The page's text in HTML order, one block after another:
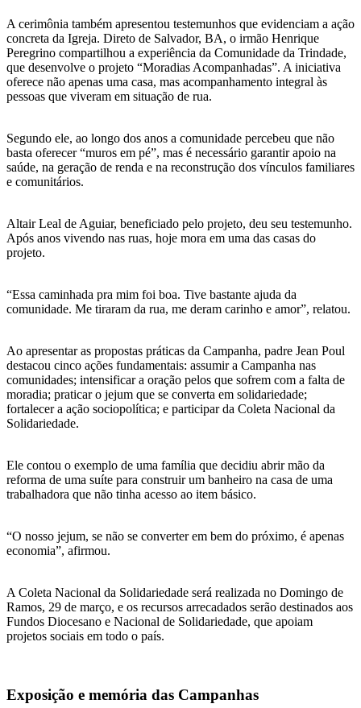
A cerimônia também apresentou testemunhos que evidenciam a ação
concreta da Igreja. Direto de Salvador, BA, o irmão Henrique
Peregrino compartilhou a experiência da Comunidade da Trindade,
que desenvolve o projeto “Moradias Acompanhadas”. A iniciativa
oferece não apenas uma casa, mas acompanhamento integral às
pessoas que viveram em situação de rua.
Segundo ele, ao longo dos anos a comunidade percebeu que não
basta oferecer “muros em pé”, mas é necessário garantir apoio na
saúde, na geração de renda e na reconstrução dos vínculos familiares
e comunitários.
Altair Leal de Aguiar, beneficiado pelo projeto, deu seu testemunho.
Após anos vivendo nas ruas, hoje mora em uma das casas do
projeto.
“Essa caminhada pra mim foi boa. Tive bastante ajuda da
comunidade. Me tiraram da rua, me deram carinho e amor”, relatou.
Ao apresentar as propostas práticas da Campanha, padre Jean Poul
destacou cinco ações fundamentais: assumir a Campanha nas
comunidades; intensificar a oração pelos que sofrem com a falta de
moradia; praticar o jejum que se converta em solidariedade;
fortalecer a ação sociopolítica; e participar da Coleta Nacional da
Solidariedade.
Ele contou o exemplo de uma família que decidiu abrir mão da
reforma de uma suíte para construir um banheiro na casa de uma
trabalhadora que não tinha acesso ao item básico.
“O nosso jejum, se não se converter em bem do próximo, é apenas
economia”, afirmou.
A Coleta Nacional da Solidariedade será realizada no Domingo de
Ramos, 29 de março, e os recursos arrecadados serão destinados aos
Fundos Diocesano e Nacional de Solidariedade, que apoiam
projetos sociais em todo o país.
Exposição e memória das Campanhas